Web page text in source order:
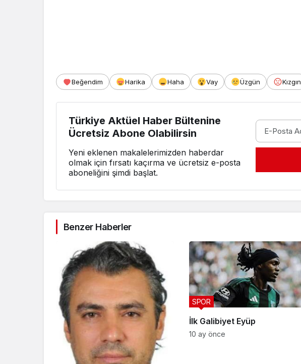
Beğendim Harika Haha Vay Üzgün Kızgın
Türkiye Aktüel Haber Bültenine
Ücretsiz Abone Olabilirsin
Yeni eklenen makalelerimizden haberdar
olmak için fırsatı kaçırma ve ücretsiz e-posta
aboneliğini şimdi başlat.
Benzer Haberler
İlk Galibiyet Eyüp
SPOR
10 ay önce